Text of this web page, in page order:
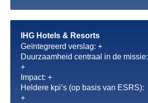
IHG Hotels & Resorts
Geïntegreerd verslag: +
Duurzaamheid centraal in de missie:
+
Impact: +
Heldere kpi’s (op basis van ESRS):
+